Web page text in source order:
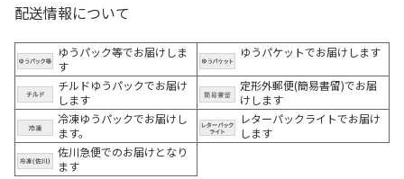
配送情報について
ゆうパック等でお届けしま
す
ゆうパケットでお届けします
チルドゆうパックでお届け
します
定形外郵便(簡易書留)でお届
けします
冷凍ゆうパックでお届けし
ます。
レターパックライトでお届け
します
佐川急便でのお届けとなり
ます